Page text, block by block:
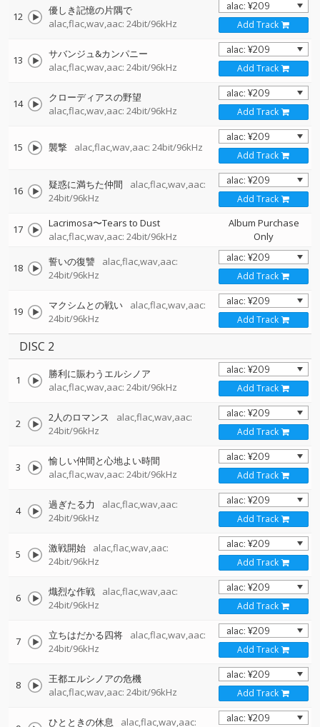
12
優しき記憶の片隅で
alac,flac,wav,aac: 24bit/96kHz
Add Track
13
サバンジュ&カンパニー
alac,flac,wav,aac: 24bit/96kHz
Add Track
14
クローディアスの野望
alac,flac,wav,aac: 24bit/96kHz
Add Track
15 襲撃 alac,flac,wav,aac: 24bit/96kHz
Add Track
16 疑惑に満ちた仲間
alac,flac,wav,aac:
24bit/96kHz
Add Track
17
Lacrimosa〜Tears to Dust
alac,flac,wav,aac: 24bit/96kHz
Album Purchase
Only
18 誓いの復讐
alac,flac,wav,aac:
24bit/96kHz
Add Track
19 マクシムとの戦い
alac,flac,wav,aac:
24bit/96kHz
Add Track
DISC 2
1
勝利に賑わうエルシノア
alac,flac,wav,aac: 24bit/96kHz
Add Track
2 2人のロマンス
alac,flac,wav,aac:
24bit/96kHz
Add Track
3
愉しい仲間と心地よい時間
alac,flac,wav,aac: 24bit/96kHz
Add Track
4 過ぎたる力
alac,flac,wav,aac:
24bit/96kHz
Add Track
5 激戦開始
alac,flac,wav,aac:
24bit/96kHz
Add Track
6 熾烈な作戦
alac,flac,wav,aac:
24bit/96kHz
Add Track
7 立ちはだかる四将
alac,flac,wav,aac:
24bit/96kHz
Add Track
8
王都エルシノアの危機
alac,flac,wav,aac: 24bit/96kHz
Add Track
ひとときの休息 alac,flac,wav,aac: